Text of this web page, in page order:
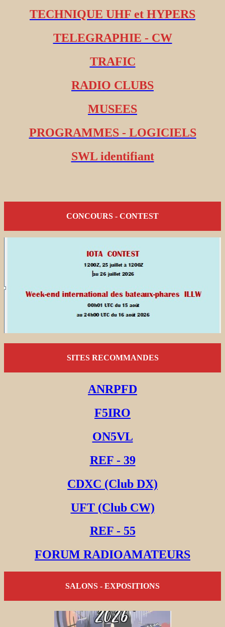
TECHNIQUE UHF et HYPERS
TELEGRAPHIE - CW
TRAFIC
RADIO CLUBS
MUSEES
PROGRAMMES - LOGICIELS
SWL identifiant
CONCOURS - CONTEST
SITES RECOMMANDES
ANRPFD
F5IRO
ON5VL
REF - 39
CDXC (Club DX)
UFT (Club CW)
REF - 55
FORUM RADIOAMATEURS
SALONS - EXPOSITIONS